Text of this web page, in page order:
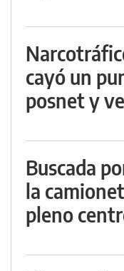
cayó un
posnet y
Buscada
la
pleno